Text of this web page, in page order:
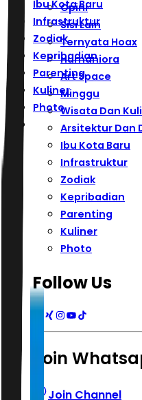
Ibu Kota Baru
Infrastruktur
Zodiak
Kepribadian
Parenting
Kuliner
Photo
Opini
Sisi Lain
Ternyata Hoax
Humaniora
Art Space
Minggu
Wisata Dan
Arsitektur Dan
Ibu Kota Baru
Infrastruktur
Zodiak
Kepribadian
Parenting
Kuliner
Photo
Follow Us
Join
Join Channel